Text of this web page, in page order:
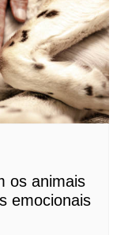
os animais
emocionais